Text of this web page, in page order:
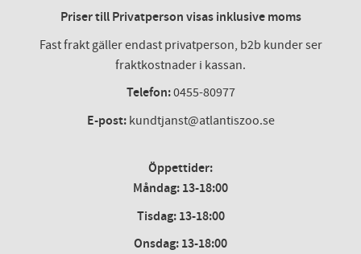
Priser till Privatperson visas inklusive moms
Fast frakt gäller endast privatperson, b2b kunder ser
fraktkostnader i kassan.
Telefon:0455-80977
E-post:kundtjanst@atlantiszoo.se
Öppettider:
Måndag: 13-18:00
Tisdag: 13-18:00
Onsdag:13-18:00